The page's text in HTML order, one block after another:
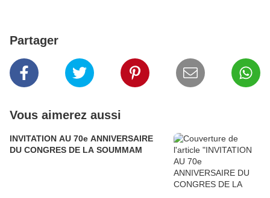
Partager
Vous aimerez aussi
INVITATION AU 70e ANNIVERSAIRE
DU CONGRES DE LA SOUMMAM